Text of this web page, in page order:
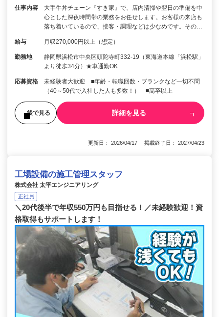
仕事内容
大手牛丼チェーン『すき家』で、店内清掃や翌日の準備を中
心とした深夜時間帯の業務をお任せします。お客様の来店も
落ち着いているので、接客・調理などは少なめです。その…
給与 月収270,000円以上（想定）
勤務地
静岡県浜松市中央区頭陀寺町332-19（東海道本線「浜松駅」
より徒歩34分）★車通勤OK
応募資格
未経験者大歓迎 ■年齢・転職回数・ブランクなど一切不問
（40～50代で入社した人も多数！） ■高卒以上
後で見る 詳細を見る
更新日： 2026/04/17 掲載終了日： 2027/04/23
工場設備の施工管理スタッフ
株式会社 太平エンジニアリング
正社員
＼20代後半で年収550万円も目指せる！／未経験歓迎！資
格取得もサポートします！